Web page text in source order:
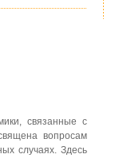
связанные с
вопросам
случаях. Здесь